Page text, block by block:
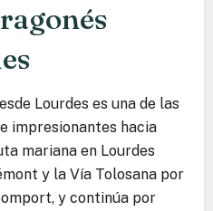
Lourdes es una de las
impresionantes hacia
mariana en Lourdes
y la Vía Tolosana por
y continúa por